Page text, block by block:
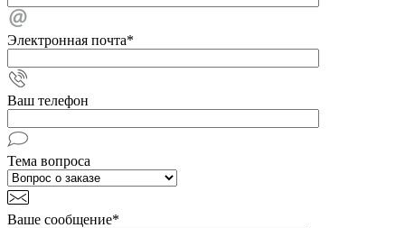
Электронная почта*
Ваш телефон
Тема вопроса
Ваше сообщение*